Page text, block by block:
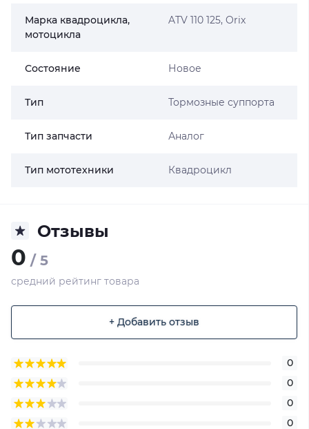
Марка квадроцикла,
мотоцикла
ATV 110 125, Orix
Состояние Новое
Тип Тормозные суппорта
Тип запчасти Аналог
Тип мототехники Квадроцикл
Отзывы
0 / 5
средний рейтинг товара
+ Добавить отзыв
0
0
0
0